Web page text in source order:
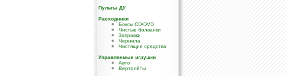
Пульты ДУ
Расходники
Боксы CD/DVD
Чистые болванки
Заправки
Чернила
Чистящие средства
Управляемые игрушки
Авто
Вертолёты